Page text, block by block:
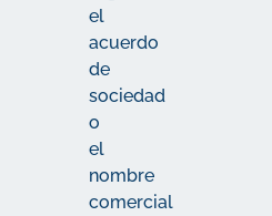
el
acuerdo
de
sociedad
o
el
nombre
comercial